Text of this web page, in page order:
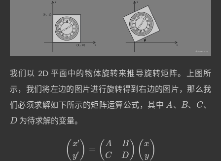
我们以 2D 平面中的物体旋转来推导旋转矩阵。上图所
示，我们将左边的图片进行旋转得到右边的图片，那么我
们必须求解如下所示的矩阵运算公式，其中 A 、 B、 C、
D 为待求解的变量。
(x (AB D)( y)